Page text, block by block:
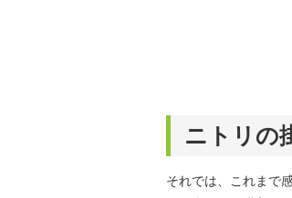
ニトリの
それでは、これまで